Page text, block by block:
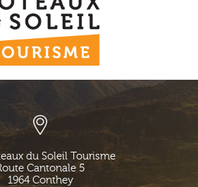
du Soleil Tourisme
Cantonale 5
1964 Conthey